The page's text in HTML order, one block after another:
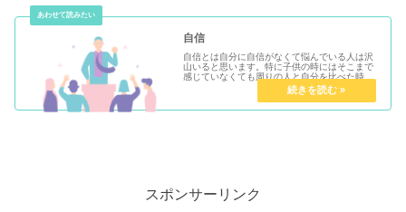
自信
自信とは自分に自信がなくて悩んでいる人は沢
山いると思います。特に子供の時にはそこまで
感じていなくても周りの人と自分を比べた時、
誰かの何気ない言葉に傷つけられたり、生まれ
て初めて負けという経験を味わった時などきっ
スポンサーリンク